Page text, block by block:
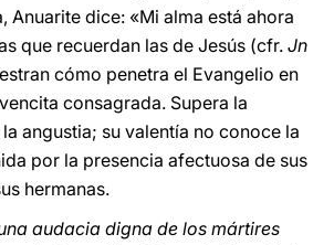
Anuarite dice: «Mi alma está ahora
que recuerdan las de Jesús (cfr. Jn
cómo penetra el Evangelio en
consagrada. Supera la
angustia; su valentía no conoce la
por la presencia afectuosa de sus
hermanas.
audacia digna de los mártires